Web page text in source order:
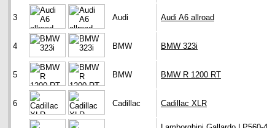
3 Audi Audi A6 allroad
4 BMW BMW 323i
5 BMW BMW R 1200 RT
6 Cadillac Cadillac XLR